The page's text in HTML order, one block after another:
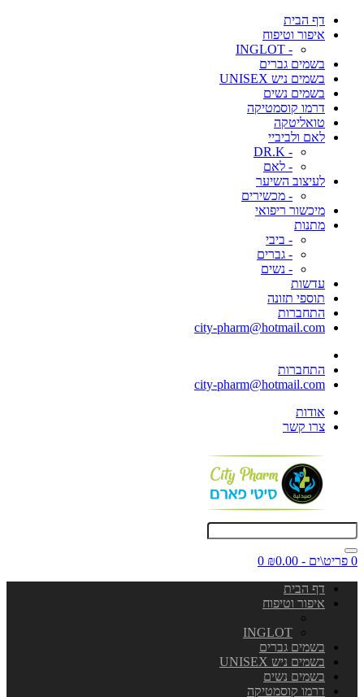
דף הבית
איפור וטיפוח
- INGLOT
בשמים גברים
בשמים ניש UNISEX
בשמים נשים
דרמו קוסמטיקה
טואליטקה
לאם ולביביי
- DR.K
- לאם
לעיצוב השיער
- מכשירים
מיכשור ריפואי
מתנות
- ביבי
- גברים
- נשים
עדשות
תוספי תזונה
התחברות
city-pharm@hotmail.com
התחברות
city-pharm@hotmail.com
אודות
צרו קשר
0 פריט\ים - ₪0.00
0
דף הבית
איפור וטיפוח
INGLOT
בשמים גברים
בשמים ניש UNISEX
בשמים נשים
דרמו קוסמטיקה